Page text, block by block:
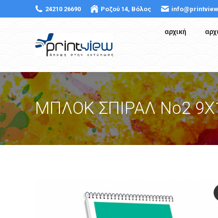
24210 26690 Ροζού 14, Βόλος
αρχική
ΜΠΛΟΚ ΣΠΙΡΑΛ Νο2